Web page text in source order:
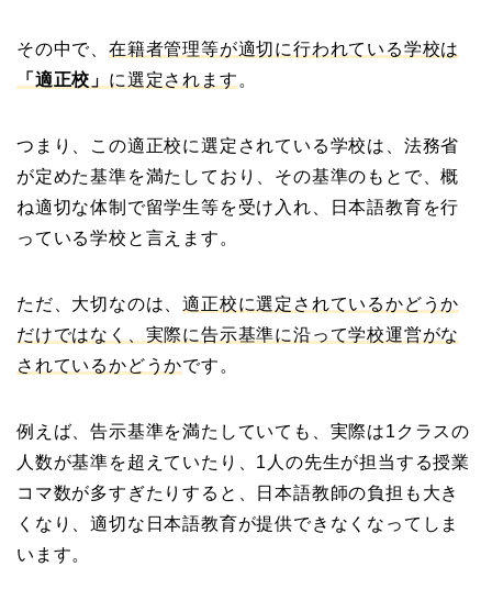
その中で、 在籍者管理等が適切に行われている学校は
「適正校」 に選定されます 。
つまり、この適正校に選定されている学校は、法務省
が定めた基準を満たしており、その基準のもとで、概
ね適切な体制で留学生等を受け入れ、日本語教育を行
っている学校と言えます。
ただ、大切なのは、適正校に選定されているかどうか
だけではなく、実際に告示基準に沿って学校運営がな
されているかどうかです。
例えば、告示基準を満たしていても、実際は1クラスの
人数が基準を超えていたり、1人の先生が担当する授業
コマ数が多すぎたりすると、日本語教師の負担も大き
くなり、適切な日本語教育が提供できなくなってしま
います。